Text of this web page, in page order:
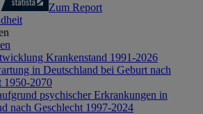
Zum Report
Krankenstand 1991-2026
in Deutschland bei Geburt nach
1950-2070
psychischer Erkrankungen in
nach Geschlecht 1997-2024